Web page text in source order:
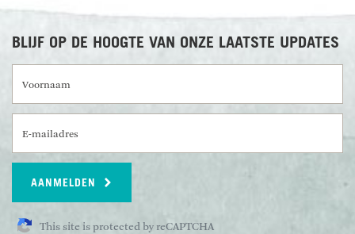
BLIJF OP DE HOOGTE VAN ONZE LAATSTE UPDATES
AANMELDEN
This site is protected by reCAPTCHA